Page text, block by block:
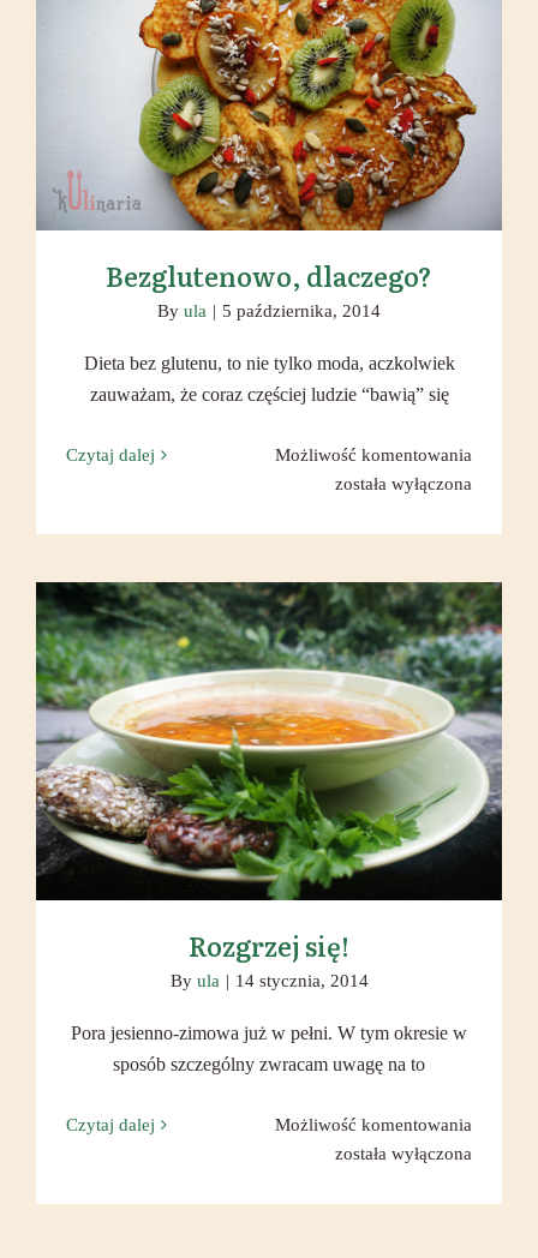
Bezglutenowo, dlaczego?
Bezglutenowo, dlaczego?
By ula | 5 października, 2014
Dieta bez glutenu, to nie tylko moda, aczkolwiek
zauważam, że coraz częściej ludzie “bawią” się
Czytaj dalej Możliwość komentowania
została wyłączona
Rozgrzej się!
Rozgrzej się!
By ula | 14 stycznia, 2014
Pora jesienno-zimowa już w pełni. W tym okresie w
sposób szczególny zwracam uwagę na to
Czytaj dalej Możliwość komentowania
została wyłączona